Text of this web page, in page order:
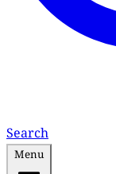
Search
Menu